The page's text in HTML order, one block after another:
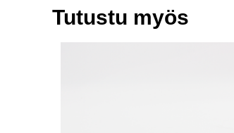
Tutustu myös